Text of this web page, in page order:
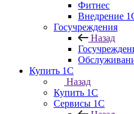
Фитнес
Внедрение
Госучреждения
Назад
Купить 1С
Назад
Купить 1С
Сервисы 1С